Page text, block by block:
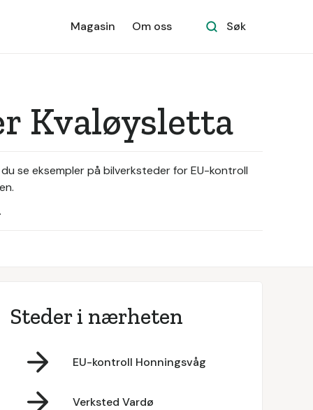
Magasin Om oss Søk
Kvaløysletta
se eksempler på bilverksteder for EU-kontroll
Steder i nærheten
EU-kontroll Honningsvåg
Verksted Vardø